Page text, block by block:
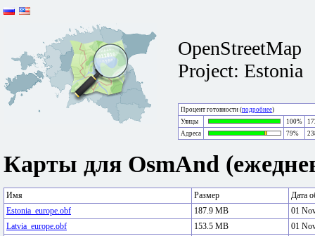
OpenStreetMap
Project: Estonia
Процент готовности (подробнее)
Улицы
100%
Адреса
79%
Карты для OsmAnd
Имя Размер
Дата
Estonia_europe.obf
187.9 MB
01
Latvia_europe.obf
153.5 MB
01